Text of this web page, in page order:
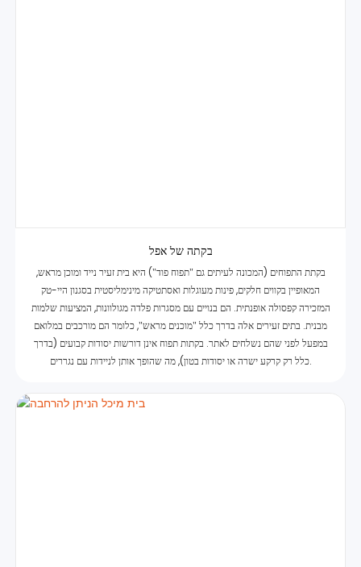
בקתה של אפל
בקתת התפוחים (המכונה לעיתים גם "תפוח פוד") היא בית זעיר נייד ומוכן מראש,
המאופיין בקווים חלקים, פינות מעוגלות ואסתטיקה מינימליסטית בסגנון היי-טק
המזכירה קפסולה אופנתית. הם בנויים עם מסגרות פלדה מגולוונות, המציעות שלמות
מבנית. בתים זעירים אלה בדרך כלל "מוכנים מראש", כלומר הם מורכבים במלואם
במפעל לפני שהם נשלחים לאתר. בקתות תפוח אינן דורשות יסודות קבועים (בדרך
כלל רק קרקע ישרה או יסודות בטון), מה שהופך אותן לניידות עם נגררים.